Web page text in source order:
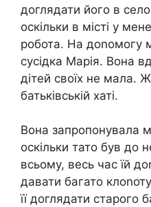
доглядати його в
оскільки в місті у
робота. На доnомогу
сусідка Марія. Вона
дітей своїх не мала.
батьківській хаті.
Вона запропонувала
оскільки тато був до
всьому, весь час їй
давати багато
її доглядати старого